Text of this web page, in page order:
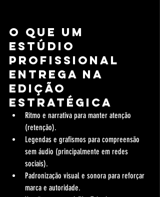
O que um
estúdio
profissional
entrega na
edição
estratégica
Ritmo e narrativa para manter atenção
(retenção).
Legendas e grafismos para compreensão
sem áudio (principalmente em redes
sociais).
Padronização visual e sonora para reforçar
marca e autoridade.